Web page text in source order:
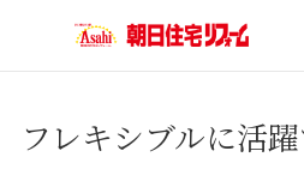
フレキシブルに活